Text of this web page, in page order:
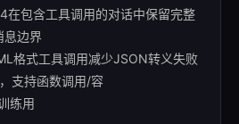
在包含工具调用的对话中保留完整
息边界
格式工具调用减少JSON转义失败
支持函数调用/容
练用